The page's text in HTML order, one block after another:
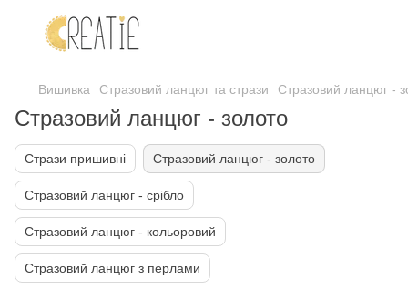
Вишивка Стразовий ланцюг та стрази Стразовий ланцюг -
Стразовий ланцюг - золото
Стрази пришивні Стразовий ланцюг - золото
Стразовий ланцюг - срібло
Стразовий ланцюг - кольоровий
Стразовий ланцюг з перлами